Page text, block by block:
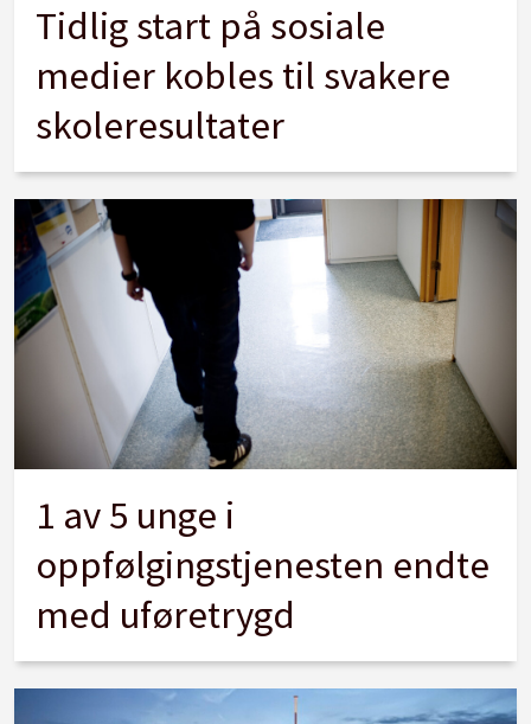
Tidlig start på sosiale
medier kobles til svakere
skoleresultater
1 av 5 unge i
oppfølgingstjenesten endte
med uføretrygd